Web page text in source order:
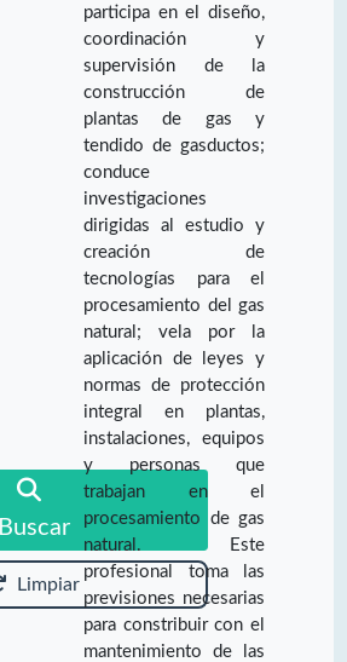
Buscar
Limpiar
participa en el diseño,
coordinación y
supervisión de la
construcción de
plantas de gas y
tendido de gasductos;
conduce
investigaciones
dirigidas al estudio y
creación de
tecnologías para el
procesamiento del gas
natural; vela por la
aplicación de leyes y
normas de protección
integral en plantas,
instalaciones, equipos
y personas que
trabajan en el
procesamiento de gas
natural. Este
profesional toma las
previsiones necesarias
para constribuir con el
mantenimiento de las